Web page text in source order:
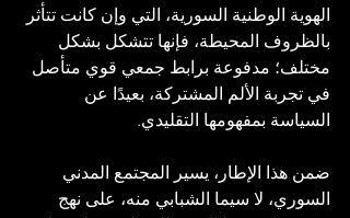
الهوية الوطنية السورية، التي وإن كانت تتأثر
بالظروف المحيطة، فإنها تتشكل بشكل
مختلف؛ مدفوعة برابط جمعي قوي متأصل
في تجربة الألم المشتركة، بعيدًا عن
السياسة بمفهومها التقليدي.
ضمن هذا الإطار، يسير المجتمع المدني
السوري، لا سيما الشبابي منه، على نهج